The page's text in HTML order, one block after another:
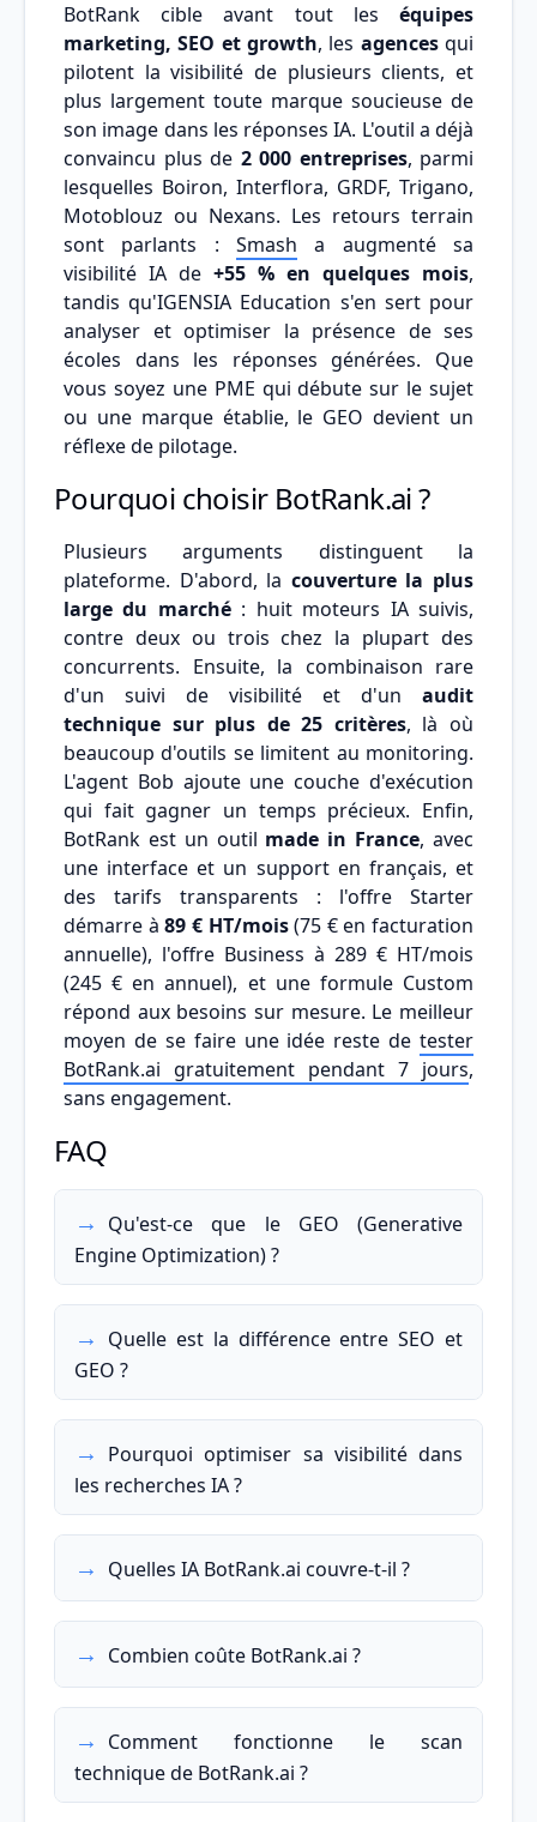
BotRank cible avant tout les équipes
marketing, SEO et growth, les agencesqui
pilotent la visibilité de plusieurs clients, et
plus largement toute marque soucieuse de
son image dans les réponses IA. L'outil a déjà
convaincu plus de 2 000 entreprises, parmi
lesquelles Boiron, Interflora, GRDF, Trigano,
Motoblouz ou Nexans. Les retours terrain
sont parlants : Smash a augmenté sa
visibilité IA de +55 % en quelques mois,
tandis qu'IGENSIA Education s'en sert pour
analyser et optimiser la présence de ses
écoles dans les réponses générées. Que
vous soyez une PME qui débute sur le sujet
ou une marque établie, le GEO devient un
réflexe de pilotage.
Pourquoi choisir BotRank.ai ?
Plusieurs arguments distinguent la
plateforme. D'abord, la couverture la plus
large du marché: huit moteurs IA suivis,
contre deux ou trois chez la plupart des
concurrents. Ensuite, la combinaison rare
d'un suivi de visibilité et d'un audit
technique sur plus de 25 critères, là où
beaucoup d'outils se limitent au monitoring.
L'agent Bob ajoute une couche d'exécution
qui fait gagner un temps précieux. Enfin,
BotRank est un outil made in France, avec
une interface et un support en français, et
des tarifs transparents : l'offre Starter
démarre à89 € HT/mois(75 € en facturation
annuelle), l'offre Business à 289 € HT/mois
(245 € en annuel), et une formule Custom
répond aux besoins sur mesure. Le meilleur
moyen de se faire une idée reste de tester
BotRank.ai gratuitement pendant 7 jours,
sans engagement.
FAQ
Qu'est-ce que le GEO (Generative
Engine Optimization) ?
Quelle est la différence entre SEO et
GEO ?
Pourquoi optimiser sa visibilité dans
les recherches IA ?
Quelles IA BotRank.ai couvre-t-il ?
Combien coûte BotRank.ai ?
Comment fonctionne le scan
technique de BotRank.ai ?